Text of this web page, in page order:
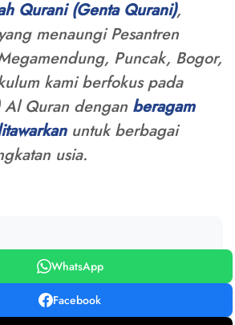
Qurani (Genta Qurani),
menaungi Pesantren
Puncak, Bogor,
kami berfokus pada
Al Quran dengan beragam
untuk berbagai
usia.
WhatsApp
Facebook